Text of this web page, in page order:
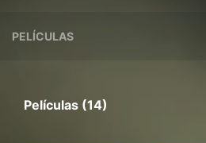
PELÍCULAS
Películas (14)